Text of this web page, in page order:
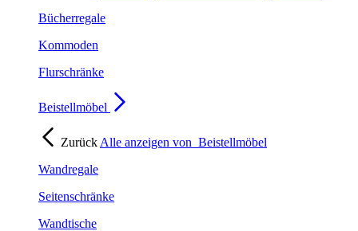
Bücherregale
Kommoden
Flurschränke
Beistellmöbel
Zurück Alle anzeigen von Beistellmöbel
Wandregale
Seitenschränke
Wandtische